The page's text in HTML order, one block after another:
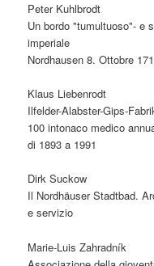
Peter Kuhlbrodt
Un bordo "tumultuoso"- e
imperiale
Nordhausen 8. Ottobre
Klaus Liebenrodt
Ilfelder-Alabster-Gips-
100 intonaco medico
di 1893 a 1991
Dirk Suckow
Il Nordhäuser Stadtbad.
e servizio
Marie-Luis Zahradník